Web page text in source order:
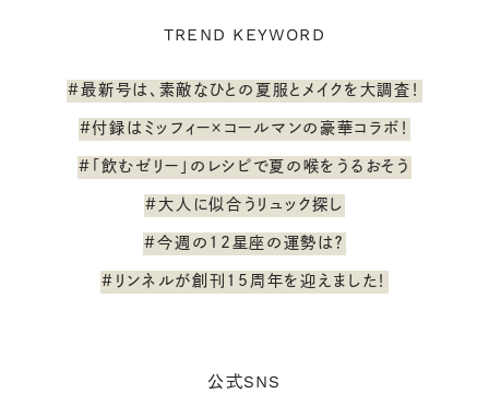
TREND KEYWORD
#最新号は、素敵なひとの夏服とメイクを大調査！
#付録はミッフィー×コールマンの豪華コラボ！
#「飲むゼリー」のレシピで夏の喉をうるおそう
#大人に似合うリュック探し
#今週の12星座の運勢は？
#リンネルが創刊15周年を迎えました！
公式SNS